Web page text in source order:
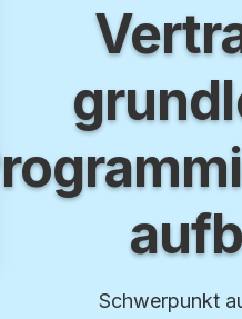
Schwerpunkt